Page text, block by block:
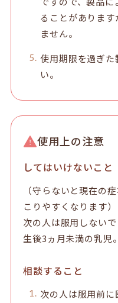
ることがありま
ません。
使用期限を過ぎ
い。
使用上の注意
してはいけないこと
（守らないと現在の
こりやすくなります）
次の人は服用しない
生後3ヵ月未満の乳児。
相談すること
次の人は服用前